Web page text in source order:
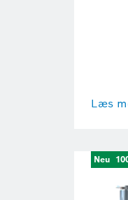
Læs
Neu